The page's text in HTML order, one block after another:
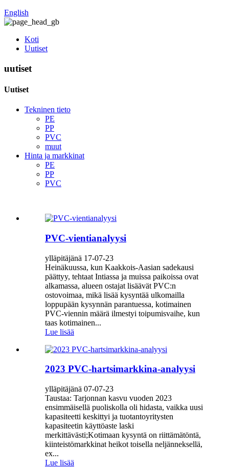
English
Koti
Uutiset
uutiset
Uutiset
Tekninen tieto
PE
PP
PVC
muut
Hinta ja markkinat
PE
PP
PVC
PVC-vientianalyysi
ylläpitäjänä 17-07-23
Heinäkuussa, kun Kaakkois-Aasian sadekausi
päättyy, tehtaat Intiassa ja muissa paikoissa ovat
alkamassa, alueen ostajat lisäävät PVC:n
ostovoimaa, mikä lisää kysyntää ulkomailla
loppupään kysynnän parantuessa, kotimainen
PVC-viennin määrä ilmestyi toipumisvaihe, kun
taas kotimainen...
Lue lisää
2023 PVC-hartsimarkkina-analyysi
ylläpitäjänä 07-07-23
Taustaa: Tarjonnan kasvu vuoden 2023
ensimmäisellä puoliskolla oli hidasta, vaikka uusi
kapasiteetti keskittyi ja tuotantoyritysten
kapasiteetin käyttöaste laski
merkittävästi;Kotimaan kysyntä on riittämätöntä,
kiinteistömarkkinat heikot toisella neljänneksellä,
ex...
Lue lisää